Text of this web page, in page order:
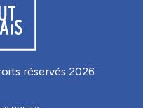
réservés 2026